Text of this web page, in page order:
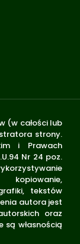
(w całości lub
strony.
i Prawach
Nr 24 poz.
kopiowanie,
tekstów
autora jest
oraz
własnością